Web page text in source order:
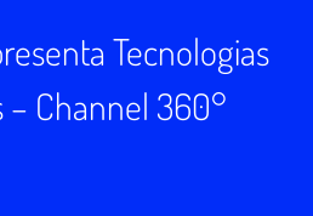
Tecnologias
– Channel 360°